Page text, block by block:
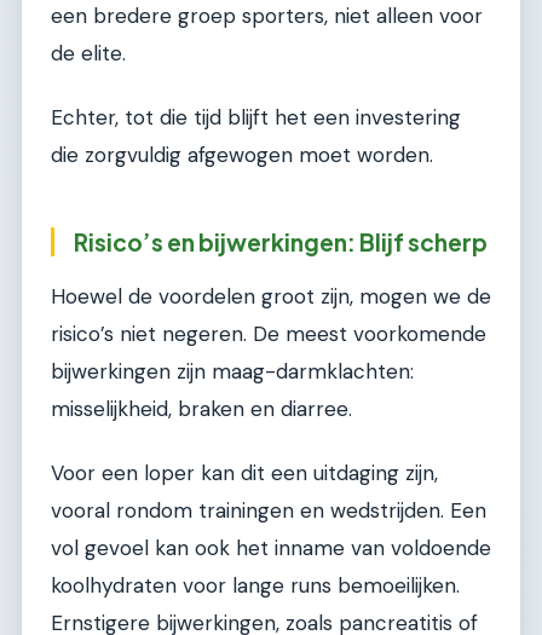
een bredere groep sporters, niet alleen voor
de elite.
Echter, tot die tijd blijft het een investering
die zorgvuldig afgewogen moet worden.
Risico’s en bijwerkingen: Blijf scherp
Hoewel de voordelen groot zijn, mogen we de
risico’s niet negeren. De meest voorkomende
bijwerkingen zijn maag-darmklachten:
misselijkheid, braken en diarree.
Voor een loper kan dit een uitdaging zijn,
vooral rondom trainingen en wedstrijden. Een
vol gevoel kan ook het inname van voldoende
koolhydraten voor lange runs bemoeilijken.
Ernstigere bijwerkingen, zoals pancreatitis of